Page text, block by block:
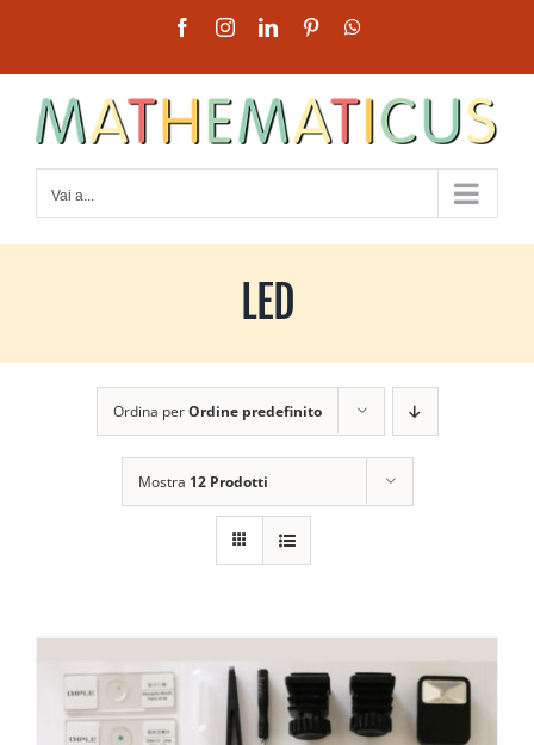
contenuto
FacebookInstagramLinkedInPinterest
Vai a...
LED
Ordina perOrdine predefinito
Mostra 12 Prodotti